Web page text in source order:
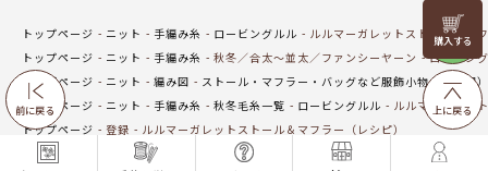
前に戻る
リリヤン
フェア
上に戻る
トップページ ニット 手編み糸 ロービングルル
ルルマーガレットストール＆マ
トップページ
ニット 手編み糸 秋冬／合太～並太／ファンシーヤーン
ロービン
トップページ
ニット 編み図
ストール・マフラー・バッグなど服飾小物（編み図）
トップページ
ニット 手編み糸 秋冬毛糸一覧 ロービングルル
ルルマーガレッ
トップページ
登録
ルルマーガレットストール＆マフラー（レシピ）
トップページ
一覧はこちら(ウエア・ストール・マフラー)
ルルマーガレットスト